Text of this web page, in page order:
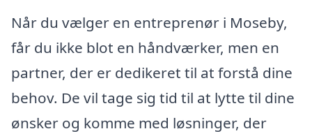
Når du vælger en entreprenør i Moseby,
får du ikke blot en håndværker, men en
partner, der er dedikeret til at forstå dine
behov. De vil tage sig tid til at lytte til dine
ønsker og komme med løsninger, der